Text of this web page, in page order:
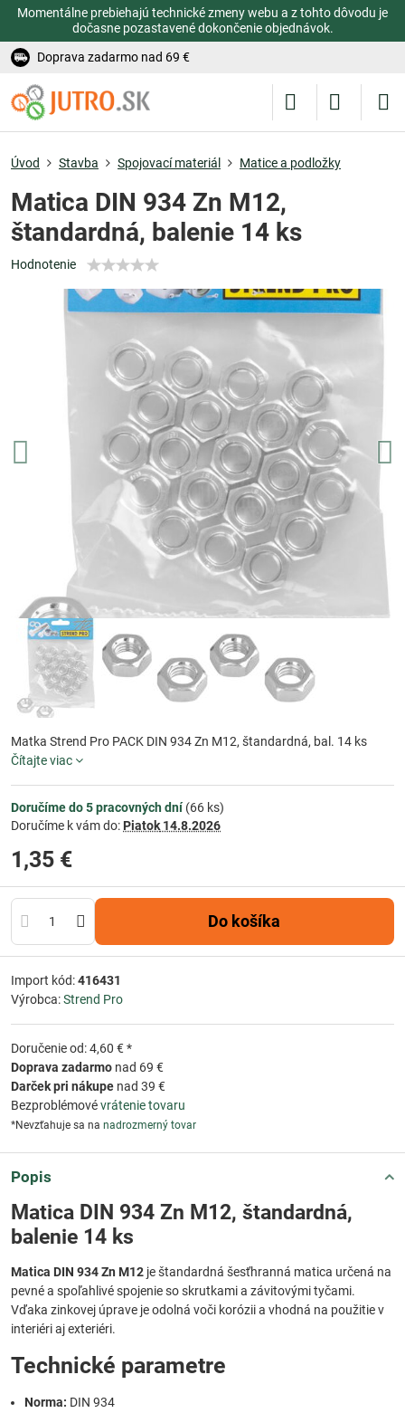
Momentálne prebiehajú technické zmeny webu a z tohto dôvodu je
dočasne pozastavené dokončenie objednávok.
Doprava zadarmo nad 69 €
Úvod Stavba Spojovací materiál Matice a podložky
Matica DIN 934 Zn M12,
štandardná, balenie 14 ks
Hodnotenie
Matka Strend Pro PACK DIN 934 Zn M12, štandardná, bal. 14 ks
Čítajte viac
Doručíme do 5 pracovných dní(66 ks)
Doručíme k vám do: Piatok 14.8.2026
1,35 €
Do košíka
Import kód:416431
Výrobca:Strend Pro
Doručenie od: 4,60 € *
Doprava zadarmo nad 69 €
Darček pri nákupe nad 39 €
Bezproblémovévrátenie tovaru
*Nevzťahuje sa na nadrozmerný tovar
Popis
Matica DIN 934 Zn M12, štandardná,
balenie 14 ks
Matica DIN 934 Zn M12 je štandardná šesťhranná matica určená na
pevné a spoľahlivé spojenie so skrutkami a závitovými tyčami.
Vďaka zinkovej úprave je odolná voči korózii a vhodná na použitie v
interiéri aj exteriéri.
Technické parametre
Norma: DIN 934